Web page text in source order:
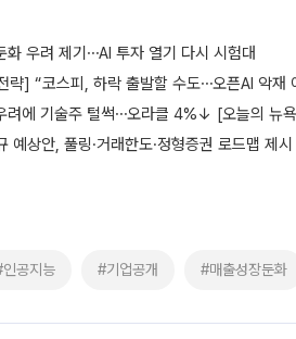
화 우려 제기⋯AI 투자 열기 다시 시험대
략] “코스피, 하락 출발할 수도⋯오픈AI 악재
려에 기술주 털썩⋯오라클 4%↓ [오늘의 뉴
예상안, 풀링·거래한도·정형증권 로드맵 제시
공지능 #기업공개 #매출성장둔화